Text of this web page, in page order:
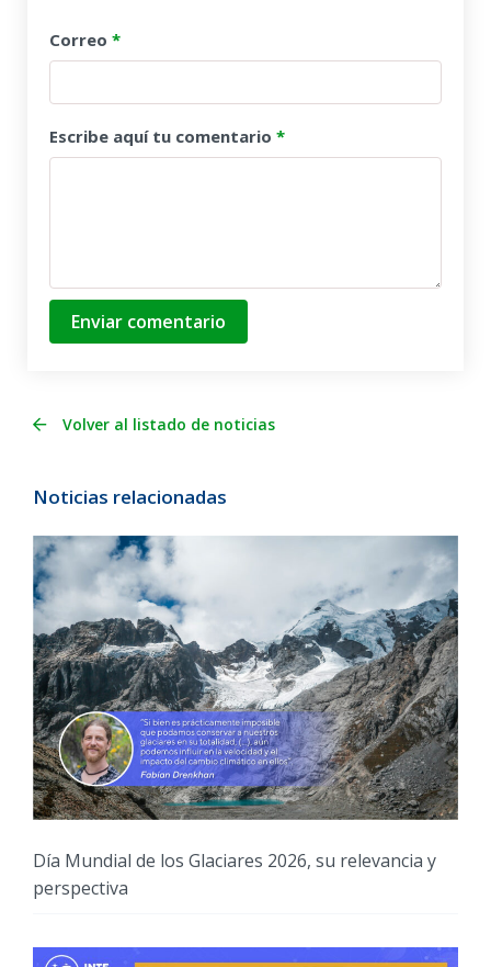
Correo *
Escribe aquí tu comentario *
Enviar comentario
Volver al listado de noticias
Noticias relacionadas
Día Mundial de los Glaciares 2026, su relevancia y
perspectiva